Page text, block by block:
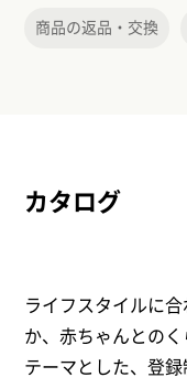
商品の返品・交換
カタログ
ライフスタイルに
か、赤ちゃんとの
テーマとした、登